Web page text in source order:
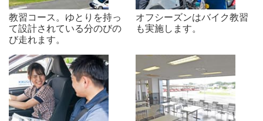
教習コース。ゆとりを持っ
て設計されている分のびの
び走れます。
オフシーズンはバイク教習
も実施します。